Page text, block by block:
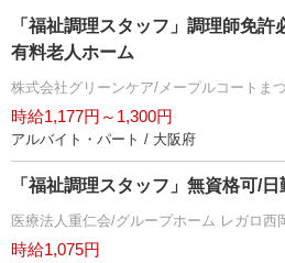
「福祉調理スタッフ」調理師免
有料老人ホーム
株式会社グリーンケア/メープルコートま
時給1,177円～1,300円
アルバイト・パート / 大阪府
「福祉調理スタッフ」無資格可/
医療法人重仁会/グループホーム レガロ西
時給1,075円